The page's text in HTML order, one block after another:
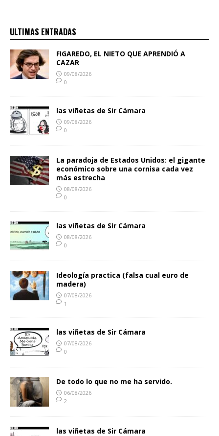
ULTIMAS ENTRADAS
FIGAREDO, EL NIETO QUE APRENDIÓ A
CAZAR
09/08/2026
0
las viñetas de Sir Cámara
09/08/2026
0
La paradoja de Estados Unidos: el gigante
económico sobre una cornisa cada vez
más estrecha
08/08/2026
0
las viñetas de Sir Cámara
08/08/2026
0
Ideología practica (falsa cual euro de
madera)
07/08/2026
1
las viñetas de Sir Cámara
07/08/2026
0
De todo lo que no me ha servido.
06/08/2026
2
las viñetas de Sir Cámara